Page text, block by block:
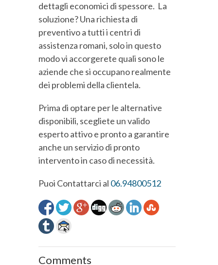
dettagli economici di spessore. La
soluzione? Una richiesta di
preventivo a tutti i centri di
assistenza romani, solo in questo
modo vi accorgerete quali sono le
aziende che si occupano realmente
dei problemi della clientela.
Prima di optare per le alternative
disponibili, scegliete un valido
esperto attivo e pronto a garantire
anche un servizio di pronto
intervento in caso di necessità.
Puoi Contattarci al 06.94800512
Comments